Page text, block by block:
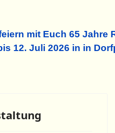
mit Euch 65 Jahre
12. Juli 2026 in in